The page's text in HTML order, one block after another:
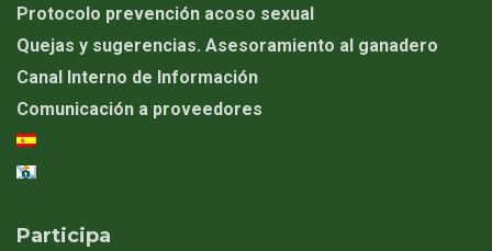
Protocolo prevención acoso sexual
Quejas y sugerencias. Asesoramiento al ganadero
Canal Interno de Información
Comunicación a proveedores
Participa